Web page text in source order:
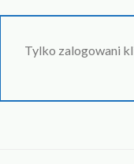
Tylko zalogowani